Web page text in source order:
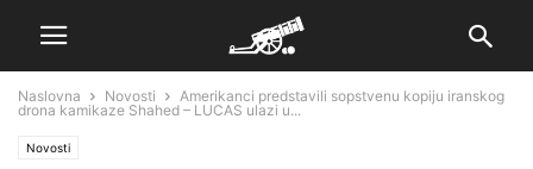
Naslovna Novosti
Amerikanci predstavili sopstvenu kopiju iranskog
drona kamikaze Shahed – LUCAS ulazi u...
Novosti